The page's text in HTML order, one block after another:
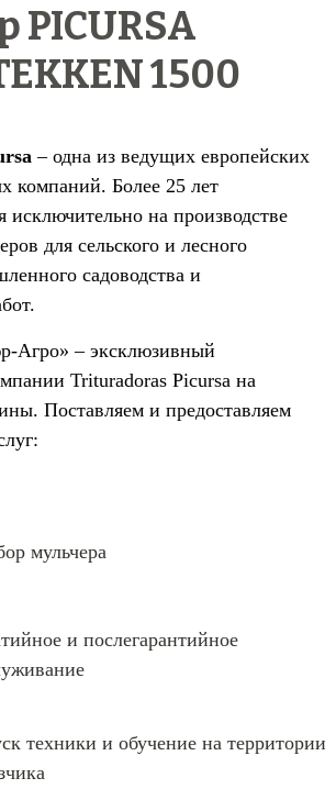
PICURSA
1500
– одна из ведущих европейских
компаний. Более 25 лет
исключительно на производстве
для сельского и лесного
садоводства и
Агро» – эксклюзивный
Trituradoras Picursa на
Поставляем и предоставляем
мульчера
и послегарантийное
техники и обучение на территории